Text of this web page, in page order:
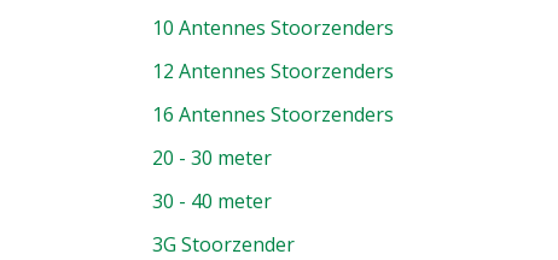
10 Antennes Stoorzenders
12 Antennes Stoorzenders
16 Antennes Stoorzenders
20 - 30 meter
30 - 40 meter
3G Stoorzender